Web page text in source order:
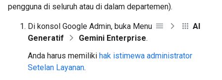
pengguna di seluruh atau di dalam departemen).
Di konsol Google Admin, buka Menu
AI
Generatif
Gemini Enterprise.
Anda harus memiliki hak istimewa administrator
Setelan Layanan.